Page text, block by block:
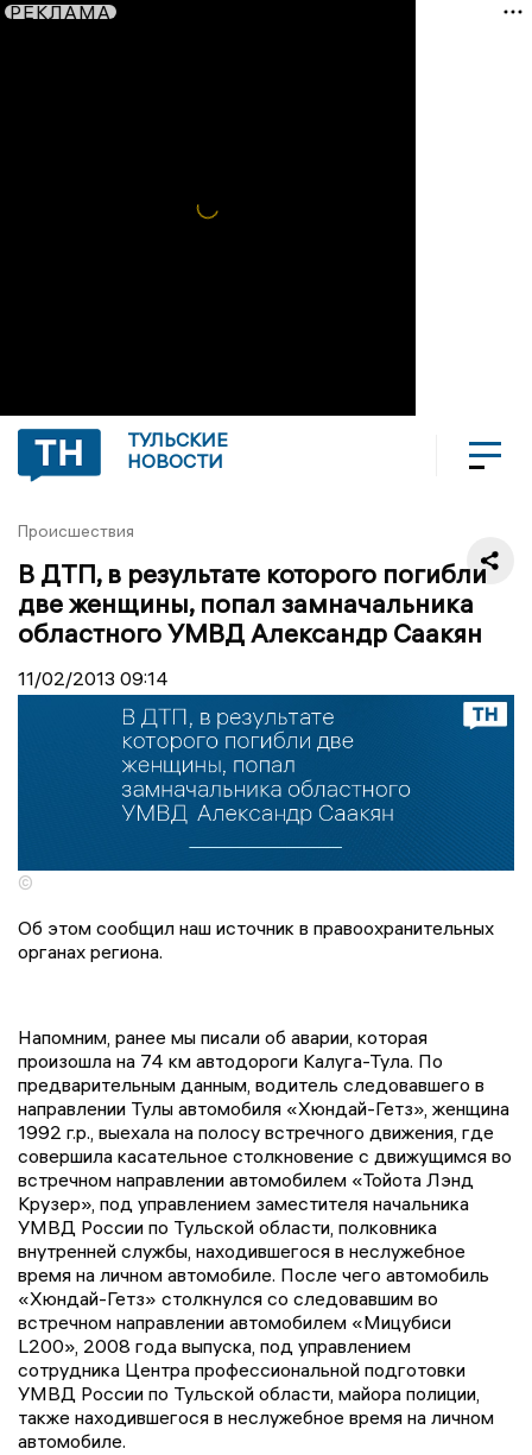
РЕКЛАМА
ТУЛЬСКИЕ
НОВОСТИ
Происшествия
В ДТП, в результате которого погибли
две женщины, попал замначальника
областного УМВД Александр Саакян
11/02/2013 09:14
©
Об этом сообщил наш источник в правоохранительных
органах региона.
Напомним, ранее мы писали об аварии, которая
произошла на 74 км автодороги Калуга-Тула. По
предварительным данным, водитель следовавшего в
направлении Тулы автомобиля «Хюндай-Гетз», женщина
1992 г.р., выехала на полосу встречного движения, где
совершила касательное столкновение с движущимся во
встречном направлении автомобилем «Тойота Лэнд
Крузер», под управлением заместителя начальника
УМВД России по Тульской области, полковника
внутренней службы, находившегося в неслужебное
время на личном автомобиле. После чего автомобиль
«Хюндай-Гетз» столкнулся со следовавшим во
встречном направлении автомобилем «Мицубиси
L200», 2008 года выпуска, под управлением
сотрудника Центра профессиональной подготовки
УМВД России по Тульской области, майора полиции,
также находившегося в неслужебное время на личном
автомобиле.